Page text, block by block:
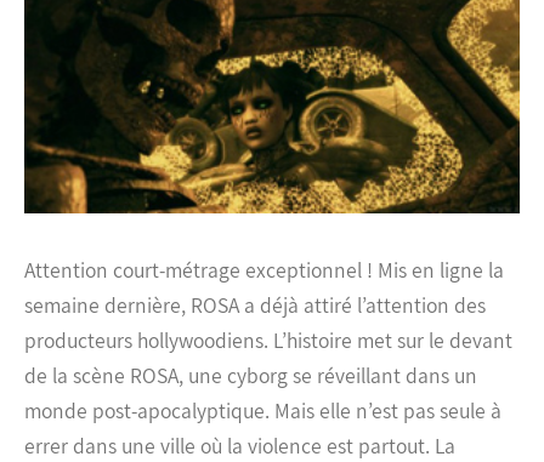
Attention court-métrage exceptionnel ! Mis en ligne la
semaine dernière, ROSA a déjà attiré l’attention des
producteurs hollywoodiens. L’histoire met sur le devant
de la scène ROSA, une cyborg se réveillant dans un
monde post-apocalyptique. Mais elle n’est pas seule à
errer dans une ville où la violence est partout. La